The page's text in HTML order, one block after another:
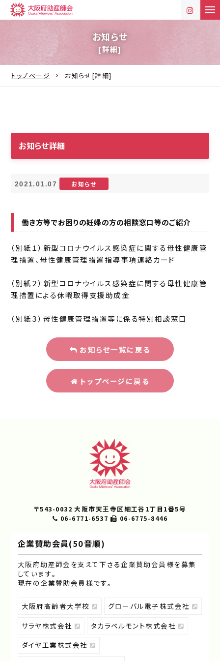
t
o
a
g
お知らせ
[詳細]
トップページ お知らせ[詳細]
お知らせ詳細
2021.01.07 お知らせ
働き方等でお困りの妊婦の方の相談窓口等のご紹介
（別紙１）新型コロナウイルス感染症に関する母性健康管
理措置、母性健康管理措置指導事項連絡カード
（別紙２）新型コロナウイルス感染症に関する母性健康管
理措置による休暇取得支援助成金
（別紙３）母性健康管理措置等に係る特別相談窓口
お知らせ一覧に戻る
トップページに戻る
〒543-0032 大阪市天王寺区細工谷1丁目1番5号
06-6771-6537
06-6775-8446
企業賛助会員(50音順)
大阪府助産師会を支えて下さる企業賛助会員様を募集
しています｡
現在の企業賛助会員様です｡
大阪府高齢者大学校
グローバル電子株式会社
サラヤ株式会社
タカラベルモント株式会社
ダイヤ工業株式会社